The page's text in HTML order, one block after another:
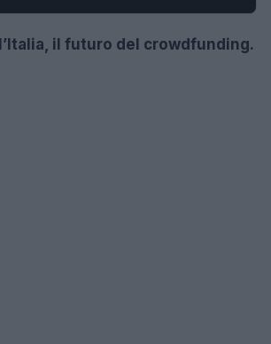
il futuro del crowdfunding.